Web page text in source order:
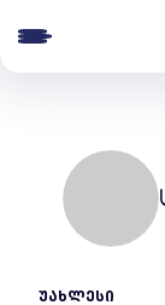
ᲣᲐᲮᲚᲔᲡᲘ